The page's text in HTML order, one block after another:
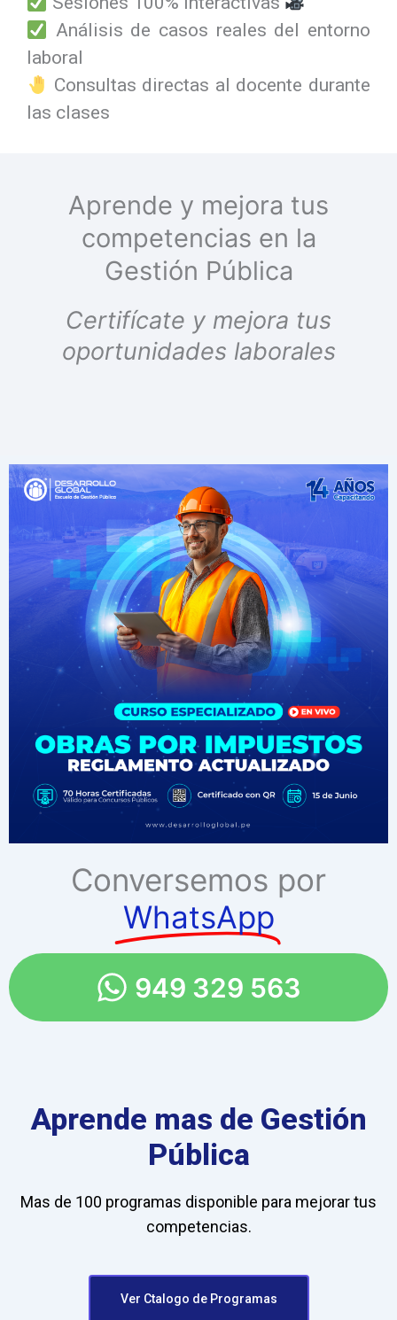
Análisis de casos reales del entorno
laboral
Consultas directas al docente durante
las clases
Aprende y mejora tus
competencias en la
Gestión Pública
Certifícate y mejora tus
oportunidades laborales
Conversemos por
WhatsApp
949 329 563
Aprende mas de Gestión
Pública
Mas de 100 programas disponible para mejorar tus
competencias.
Ver Ctalogo de Programas